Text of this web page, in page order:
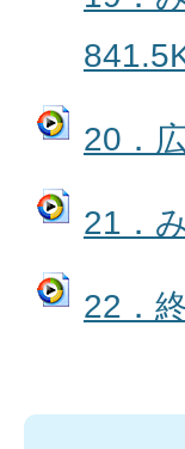
20．
21．
22．